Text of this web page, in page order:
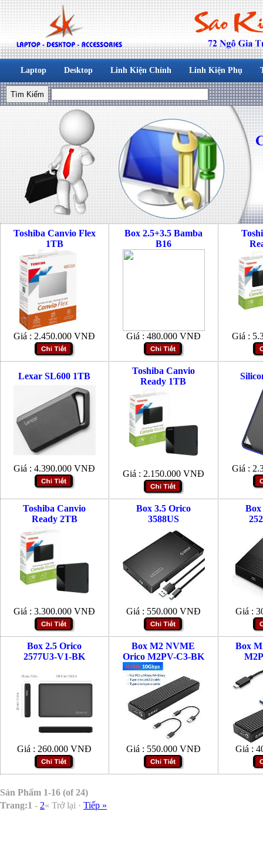
Laptop Desktop Linh Kiện Chính Linh Kiện Phụ
Toshiba Canvio Flex
1TB
Giá : 2.450.000 VNĐ
Box 2.5+3.5 Bamba
B16
Giá : 480.000 VNĐ Giá :
Lexar SL600 1TB
Giá :4.390.000 VNĐ
Toshiba Canvio
Ready 1TB
Giá : 2.150.000 VNĐ
Giá :
Toshiba Canvio
Ready 2TB
Giá :3.300.000 VNĐ
Box 3.5 Orico
3588US
Giá : 550.000 VNĐ
Box
Giá :
Box 2.5 Orico
2577U3-V1-BK
Giá : 260.000 VNĐ
Box M2 NVME
Orico M2PV-C3-BK
Giá : 550.000 VNĐ
Box
Giá :
Sản Phẩm 1-16 (of 24)
Trang:1 - 2« Trở lại · Tiếp »